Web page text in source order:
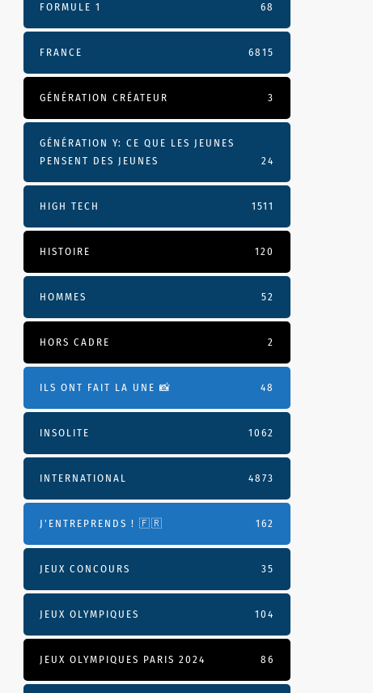
FORMULE 1 68
FRANCE 6815
GÉNÉRATION CRÉATEUR 3
GÉNÉRATION Y: CE QUE LES JEUNES
PENSENT DES JEUNES
24
HIGH TECH 1511
HISTOIRE 120
HOMMES 52
HORS CADRE 2
ILS ONT FAIT LA UNE 📸 48
INSOLITE 1062
INTERNATIONAL 4873
J'ENTREPRENDS ! 🇫🇷 162
JEUX CONCOURS 35
JEUX OLYMPIQUES 104
JEUX OLYMPIQUES PARIS 2024 86